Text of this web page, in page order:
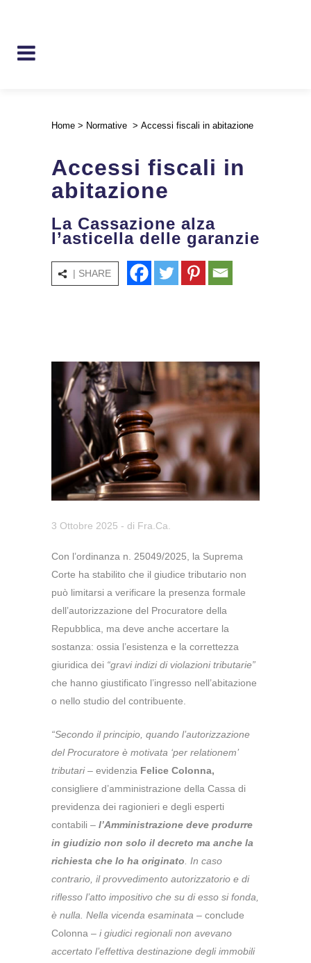
Home > Normative > Accessi fiscali in abitazione
Accessi fiscali in
abitazione
La Cassazione alza
l’asticella delle garanzie
| SHARE
3 Ottobre 2025 - di Fra.Ca.
Con l’ordinanza n. 25049/2025, la Suprema
Corte ha stabilito che il giudice tributario non
può limitarsi a verificare la presenza formale
dell’autorizzazione del Procuratore della
Repubblica, ma deve anche accertare la
sostanza: ossia l’esistenza e la correttezza
giuridica dei “gravi indizi di violazioni tributarie”
che hanno giustificato l’ingresso nell’abitazione
o nello studio del contribuente.
“Secondo il principio, quando l’autorizzazione
del Procuratore è motivata ‘per relationem’
tributari– evidenzia Felice Colonna,
consigliere d’amministrazione della Cassa di
previdenza dei ragionieri e degli esperti
contabili – l’Amministrazione deve produrre
in giudizio non solo il decreto ma anche la
richiesta che lo ha originato . In caso
contrario, il provvedimento autorizzatorio e di
riflesso l’atto impositivo che su di esso si fonda,
è nulla. Nella vicenda esaminata – conclude
Colonna – i giudici regionali non avevano
accertato l’effettiva destinazione degli immobili